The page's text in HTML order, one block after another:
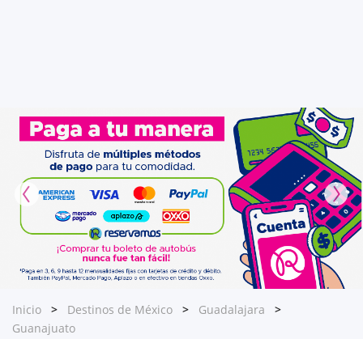
Inicio Destinos de México
Guadalajara
Guanajuato